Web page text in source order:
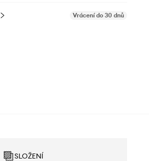
Vrácení do 30 dnů
SLOŽENÍ